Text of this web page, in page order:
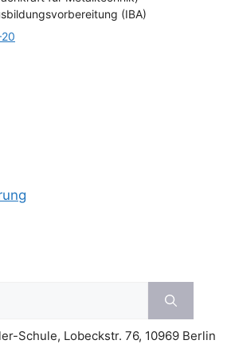
(IBA)
Schule, Lobeckstr. 76, 10969 Berlin